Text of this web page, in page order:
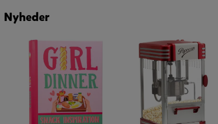
Nyheder